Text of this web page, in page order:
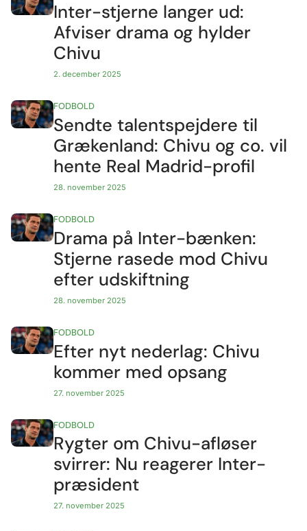
Inter-stjerne langer ud:
Afviser drama og hylder
Chivu
2. december 2025
Sendte talentspejdere til
Grækenland: Chivu og co. vil
hente Real Madrid-profil
28. november 2025
FODBOLD
Drama på Inter-bænken:
Stjerne rasede mod Chivu
efter udskiftning
28. november 2025
FODBOLD
Efter nyt nederlag: Chivu
kommer med opsang
27. november 2025
FODBOLD
Rygter om Chivu-afløser
svirrer: Nu reagerer Inter-
præsident
27. november 2025
FODBOLD